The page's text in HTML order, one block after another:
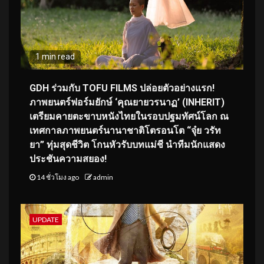
1 min read
GDH ร่วมกับ TOFU FILMS ปล่อยตัวอย่างแรก!
ภาพยนตร์ฟอร์มยักษ์ ‘คุณยายวรนาฏ’ (INHERIT)
เตรียมคายตะขาบหนังไทยในรอบปฐมทัศน์โลก ณ
เทศกาลภาพยนตร์นานาชาติโตรอนโต “จุ๋ย วรัท
ยา” ทุ่มสุดชีวิต โกนหัวรับบทแม่ชี นำทีมนักแสดง
ประชันความสยอง!
14 ชั่วโมง ago admin
UPDATE